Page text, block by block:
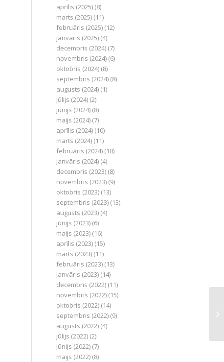
aprīlis (2025) (8)
marts (2025) (11)
februāris (2025) (12)
janvāris (2025) (4)
decembris (2024) (7)
novembris (2024) (6)
oktobris (2024) (8)
septembris (2024) (8)
augusts (2024) (1)
jūlijs (2024) (2)
jūnijs (2024) (8)
maijs (2024) (7)
aprīlis (2024) (10)
marts (2024) (11)
februāris (2024) (10)
janvāris (2024) (4)
decembris (2023) (8)
novembris (2023) (9)
oktobris (2023) (13)
septembris (2023) (13)
augusts (2023) (4)
jūnijs (2023) (6)
maijs (2023) (16)
aprīlis (2023) (15)
marts (2023) (11)
februāris (2023) (13)
janvāris (2023) (14)
decembris (2022) (11)
novembris (2022) (15)
oktobris (2022) (14)
septembris (2022) (9)
augusts (2022) (4)
jūlijs (2022) (2)
jūnijs (2022) (7)
maijs (2022) (8)